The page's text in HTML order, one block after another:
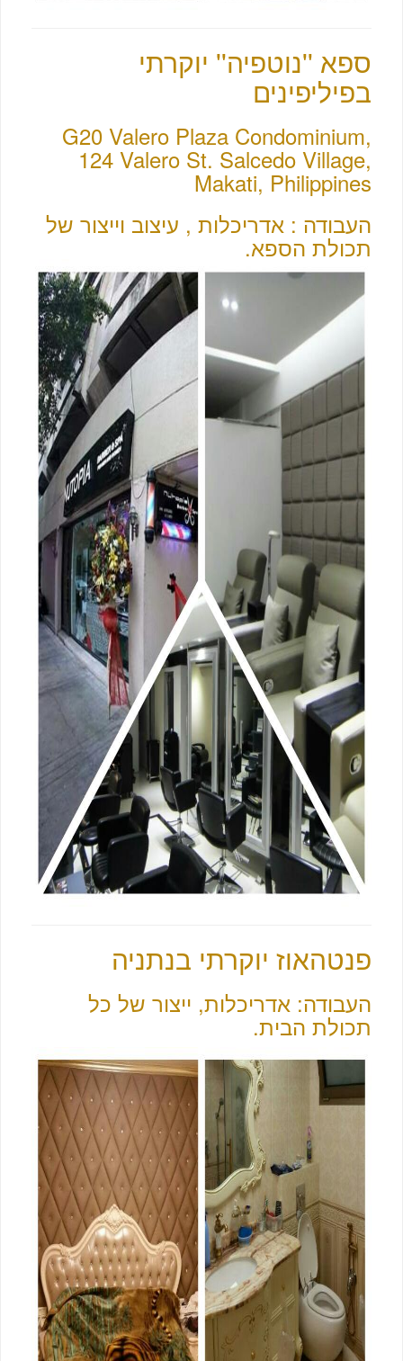
ספא ''נוטפיה'' יוקרתי
בפיליפינים
G20 Valero Plaza Condominium,
124 Valero St. Salcedo Village,
Makati, Philippines
העבודה : אדריכלות , עיצוב וייצור של
תכולת הספא.
פנטהאוז יוקרתי בנתניה
העבודה: אדריכלות, ייצור של כל
תכולת הבית.